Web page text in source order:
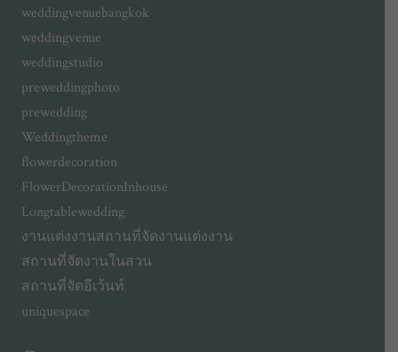
weddingvenuebangkok
weddingvenue
weddingstudio
preweddingphoto
prewedding
Weddingtheme
flowerdecoration
FlowerDecorationInhouse
Longtablewedding
งานแต่งงานสถานที่จัดงานแต่งงาน
สถานที่จัดงานในสวน
สถานที่จัดอีเว้นท์
uniquespace